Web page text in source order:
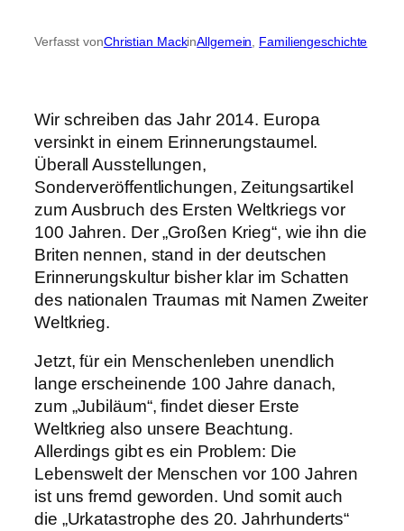
Verfasst vonChristian MackinAllgemein Familiengeschichte
Wir schreiben das Jahr 2014. Europa
versinkt in einem Erinnerungstaumel.
Überall Ausstellungen,
Sonderveröffentlichungen, Zeitungsartikel
zum Ausbruch des Ersten Weltkriegs vor
100 Jahren. Der „Großen Krieg“, wie ihn die
Briten nennen, stand in der deutschen
Erinnerungskultur bisher klar im Schatten
des nationalen Traumas mit Namen Zweiter
Weltkrieg.
Jetzt, für ein Menschenleben unendlich
lange erscheinende 100 Jahre danach,
zum „Jubiläum“, findet dieser Erste
Weltkrieg also unsere Beachtung.
Allerdings gibt es ein Problem: Die
Lebenswelt der Menschen vor 100 Jahren
ist uns fremd geworden. Und somit auch
die „Urkatastrophe des 20. Jahrhunderts“